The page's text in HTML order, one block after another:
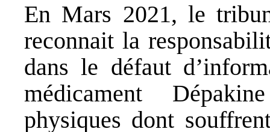
En Mars 2021, le
reconnait la
dans le défaut
médicament
physiques dont